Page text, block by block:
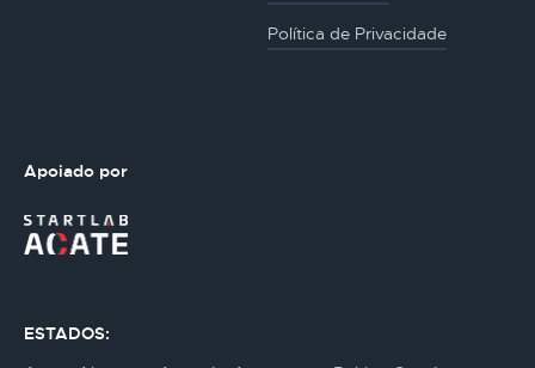
Política de Privacidade
Apoiado por
ESTADOS: